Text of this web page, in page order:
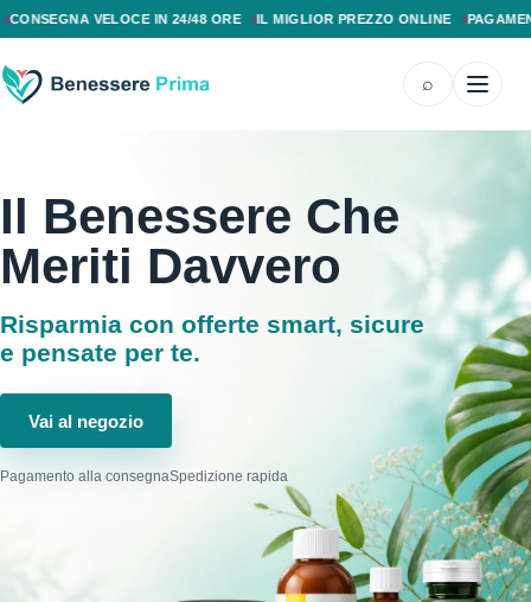
IN 24/48 ORE IL MIGLIOR PREZZO ONLINE PAGAMENTO ALLA
⌕
Il Benessere Che
Meriti Davvero
Risparmia con offerte smart, sicure
e pensate per te.
Vai al negozio
Pagamento alla consegnaSpedizione rapida